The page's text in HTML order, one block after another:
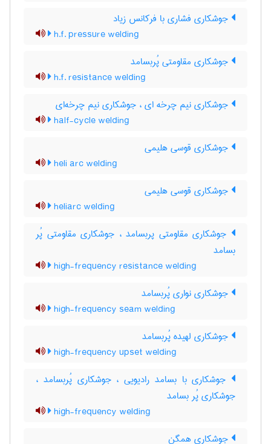
جوشکاری فشاری با فرکانس زیاد
h.f. pressure welding
جوشکاری مقاومتی پُربسامد
h.f. resistance welding
جوشکاری نیم چرخه ای ، جوشکاری نیم چرخه‌ای
half-cycle welding
جوشکاری قوسی هلیمی
heli arc welding
جوشکاری قوسی هلیمی
heliarc welding
جوشکاری مقاومتی پربسامد ، جوشکاری مقاومتی پُر
بسامد
high-frequency resistance welding
جوشکاری نواری پُربسامد
high-frequency seam welding
جوشکاری لهیده پُربسامد
high-frequency upset welding
جوشکاری با بسامد رادیویی ، جوشکاری پُربسامد ،
جوشکاری پُر بسامد
high-frequency welding
جوشکاری همگن